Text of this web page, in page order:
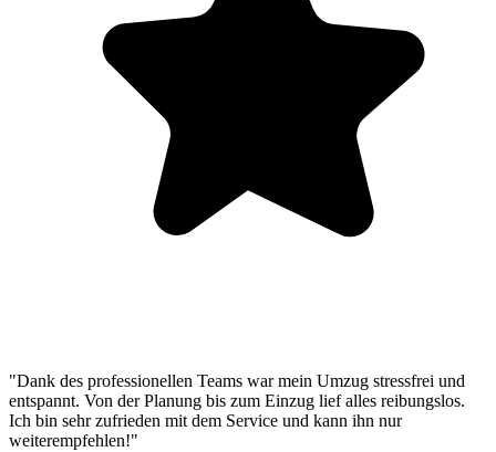
"Dank des professionellen Teams war mein Umzug stressfrei und
entspannt. Von der Planung bis zum Einzug lief alles reibungslos.
Ich bin sehr zufrieden mit dem Service und kann ihn nur
weiterempfehlen!"